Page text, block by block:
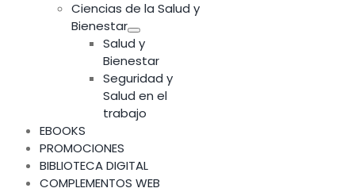
Ciencias de la Salud y
Bienestar
Salud y
Bienestar
Seguridad y
Salud en el
trabajo
EBOOKS
PROMOCIONES
BIBLIOTECA DIGITAL
COMPLEMENTOS WEB